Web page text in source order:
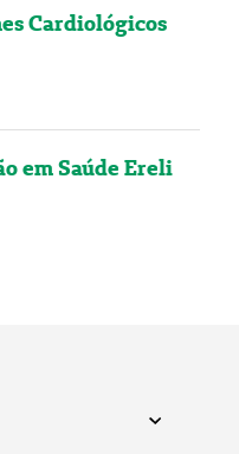
Cardiológicos
em Saúde Ereli